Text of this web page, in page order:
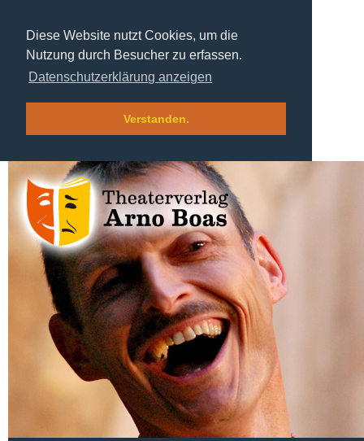
Diese Website nutzt Cookies, um die
Nutzung durch Besucher zu erfassen.
Datenschutzerklärung anzeigen
Verstanden.